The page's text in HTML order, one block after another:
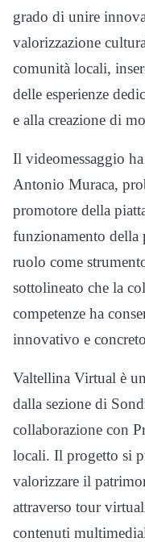
grado di unire
valorizzazione
comunità locali,
delle esperienze
e alla creazione di
Il videomessaggio
Antonio Muraca,
promotore della
funzionamento della
ruolo come
sottolineato che la
competenze ha
innovativo e
Valtellina Virtual è
dalla sezione di
collaborazione con
locali. Il progetto si
valorizzare il
attraverso tour
contenuti